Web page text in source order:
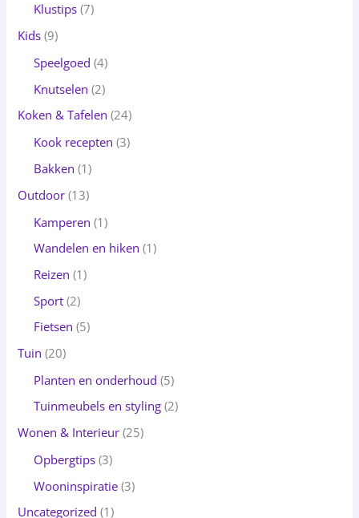
Klustips (7)
Kids (9)
Speelgoed (4)
Knutselen (2)
Koken & Tafelen (24)
Kook recepten (3)
Bakken (1)
Outdoor (13)
Kamperen (1)
Wandelen en hiken (1)
Reizen (1)
Sport (2)
Fietsen (5)
Tuin (20)
Planten en onderhoud (5)
Tuinmeubels en styling (2)
Wonen & Interieur (25)
Opbergtips (3)
Wooninspiratie (3)
Uncategorized (1)